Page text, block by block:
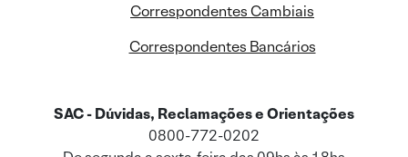
Correspondentes Cambiais
Correspondentes Bancários
SAC - Dúvidas, Reclamações e Orientações
0800-772-0202